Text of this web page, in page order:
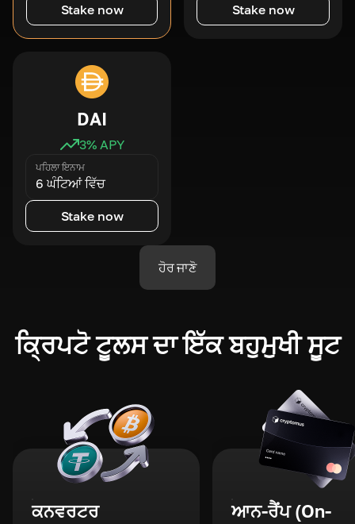
Stake now Stake now
DAI
3% APY
ਪਹਿਲਾ ਇਨਾਮ
6 ਘੰਟਿਆਂ ਵਿੱਚ
Stake now
ਹੋਰ ਜਾਣੋ
ਕ੍ਰਿਪਟੋ ਟੂਲਸ ਦਾ ਇੱਕ ਬਹੁਮੁਖੀ ਸੂਟ
ਕਨਵਰਟਰ
ਆਨ-ਰੈਂਪ (On-